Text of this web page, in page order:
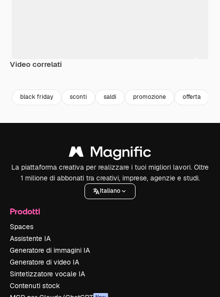
Video correlati
black friday sconti saldi promozione offerta
La piattaforma creativa per realizzare i tuoi migliori lavori. Oltre
1 milione di abbonati tra creativi, imprese, agenzie e studi.
Italiano
Prodotti
Spaces
Assistente IA
Generatore di immagini IA
Generatore di video IA
Sintetizzatore vocale IA
Contenuti stock